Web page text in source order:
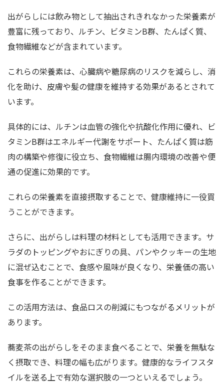
出がらしには飲み物として抽出されきれなかった栄養素が
豊富に残っており、ルチン、ビタミンB群、たんぱく質、
食物繊維などが含まれています。
これらの栄養素は、心臓病や糖尿病のリスクを減らし、消
化を助け、皮膚や髪の健康を維持する効果があるとされて
います。
具体的には、ルチンは血管の強化や抗酸化作用に優れ、ビ
タミンB群はエネルギー代謝をサポート、たんぱく質は筋
肉の構築や修復に役立ち、食物繊維は腸内環境の改善や便
通の促進に効果的です。
これらの栄養素を直接摂取することで、健康維持に一役買
うことができます。
さらに、出がらしは料理の材料としても活用できます。サ
ラダのトッピングやおにぎりの具、パンやクッキーの生地
に混ぜ込むことで、食感や風味が良くなり、栄養価の高い
食事を作ることができます。
この活用方法は、食品ロスの削減にもつながるメリットが
あります。
蕎麦茶の出がらしをそのまま食べることで、栄養を無駄な
く摂取でき、料理の幅も広がります。健康的なライフスタ
イルを送る上で有効な選択肢の一つといえるでしょう。